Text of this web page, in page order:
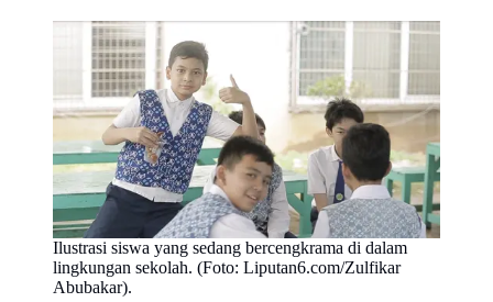
Ilustrasi siswa yang sedang bercengkrama di dalam
lingkungan sekolah. (Foto: Liputan6.com/Zulfikar
Abubakar).